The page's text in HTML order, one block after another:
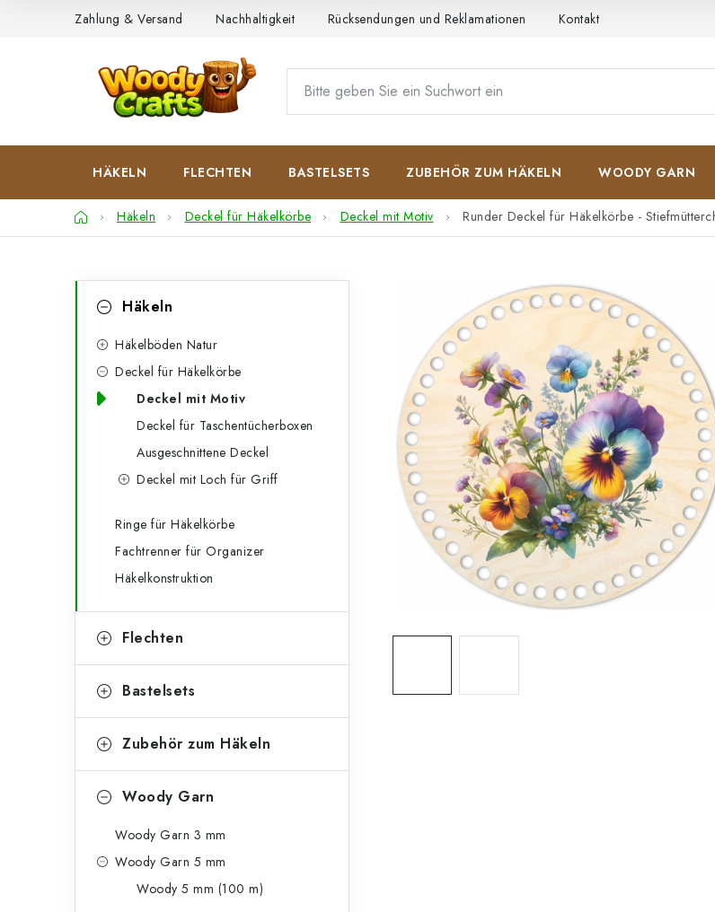
Zahlung & Versand Nachhaltigkeit Rücksendungen und Reklamationen Kontakt
HÄKELN FLECHTEN BASTELSETS ZUBEHÖR ZUM HÄKELN WOODY GARN
StartseiteHäkeln Deckel für Häkelkörbe Deckel mit Motiv Runder Deckel für Häkelkörbe -
s
e
überspringen
Häkeln
Häkelböden Natur
Deckel für Häkelkörbe
Deckel mit Motiv
Deckel für Taschentücherboxen
Ausgeschnittene Deckel
Deckel mit Loch für Griff
Ringe für Häkelkörbe
Fachtrenner für Organizer
Häkelkonstruktion
Flechten
Bastelsets
Zubehör zum Häkeln
Woody Garn
Woody Garn 3 mm
Woody Garn 5 mm
Woody 5 mm (100 m)